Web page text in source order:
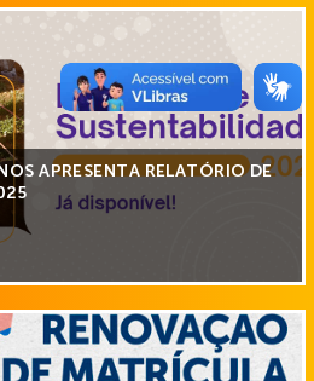
APRESENTA RELATÓRIO DE